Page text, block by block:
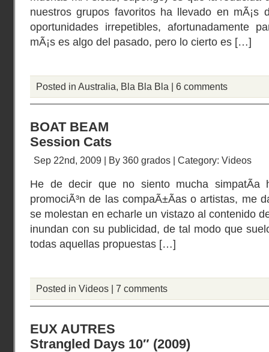
nuestros grupos favoritos ha llevado en mÃ¡s
oportunidades irrepetibles, afortunadamente
mÃ¡s es algo del pasado, pero lo cierto es […]
Posted in Australia, Bla Bla Bla | 6 comments
BOAT BEAM
Session Cats
Sep 22nd, 2009 | By 360 grados | Category: Videos
He de decir que no siento mucha simpatÃ­a
promociÃ³n de las compaÃ±Ã­as o artistas, me
se molestan en echarle un vistazo al contenido
inundan con su publicidad, de tal modo que
todas aquellas propuestas […]
Posted in Videos | 7 comments
EUX AUTRES
Strangled Days 10″ (2009)